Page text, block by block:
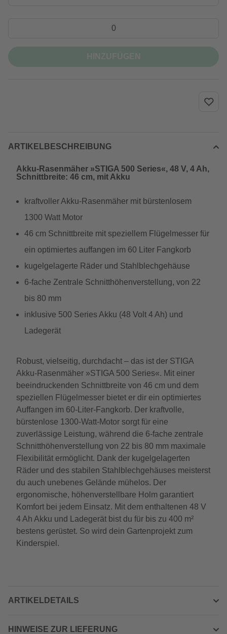
ARTIKELBESCHREIBUNG
Akku-Rasenmäher »STIGA 500 Series«, 48 V, 4 Ah,
Schnittbreite: 46 cm, mit Akku
kraftvoller Akku-Rasenmäher mit bürstenlosem
1300 Watt Motor
46 cm Schnittbreite mit speziellem Flügelmesser für
ein optimiertes auffangen im 60 Liter Fangkorb
kugelgelagerte Räder und Stahlblechgehäuse
6-fache Zentrale Schnitthöhenverstellung, von 22
bis 80 mm
inklusive 500 Series Akku (48 Volt 4 Ah) und
Ladegerät
Robust, vielseitig, durchdacht – das ist der STIGA
Akku-Rasenmäher »STIGA 500 Series«. Mit einer
beeindruckenden Schnittbreite von 46 cm und dem
speziellen Flügelmesser bietet er dir ein optimiertes
Auffangen im 60-Liter-Fangkorb. Der kraftvolle,
bürstenlose 1300-Watt-Motor sorgt für eine
zuverlässige Leistung, während die 6-fache zentrale
Schnitthöhenverstellung von 22 bis 80 mm maximale
Flexibilität ermöglicht. Dank der kugelgelagerten
Räder und des stabilen Stahlblechgehäuses meisterst
du auch unebenes Gelände mühelos. Der
ergonomische, höhenverstellbare Holm garantiert
Komfort bei jedem Einsatz. Mit dem enthaltenen 48 V
4 Ah Akku und Ladegerät bist du für bis zu 400 m²
bestens gerüstet. So wird dein Gartenprojekt zum
Kinderspiel.
ARTIKELDETAILS
HINWEISE ZUR LIEFERUNG